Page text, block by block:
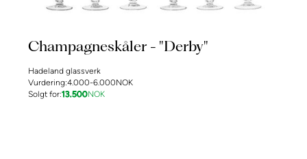
Champagneskåler - "Derby"
Hadeland glassverk
Vurdering:4.000-6.000NOK
Solgt for:13.500NOK